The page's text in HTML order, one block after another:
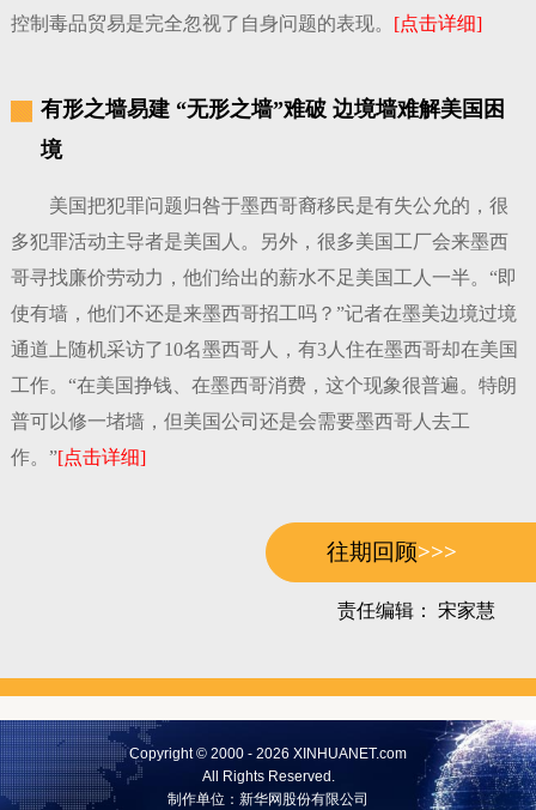
控制毒品贸易是完全忽视了自身问题的表现。 [点击详细]
有形之墙易建 “无形之墙”难破 边境墙难解美国困
境
美国把犯罪问题归咎于墨西哥裔移民是有失公允的，很
多犯罪活动主导者是美国人。另外，很多美国工厂会来墨西
哥寻找廉价劳动力，他们给出的薪水不足美国工人一半。“即
使有墙，他们不还是来墨西哥招工吗？”记者在墨美边境过境
通道上随机采访了10名墨西哥人，有3人住在墨西哥却在美国
工作。“在美国挣钱、在墨西哥消费，这个现象很普遍。特朗
普可以修一堵墙，但美国公司还是会需要墨西哥人去工
作。”[点击详细]
往期回顾>>>
责任编辑： 宋家慧
Copyright © 2000 - 2026 XINHUANET.com
All Rights Reserved.
制作单位： 新华网股份有限公司